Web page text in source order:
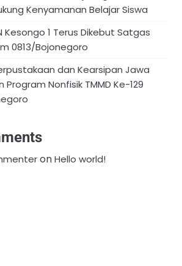
Kenyamanan Belajar Siswa
Kesongo 1 Terus Dikebut Satgas
0813/Bojonegoro
dan Kearsipan Jawa
Program Nonfisik TMMD Ke-129
onHello world!